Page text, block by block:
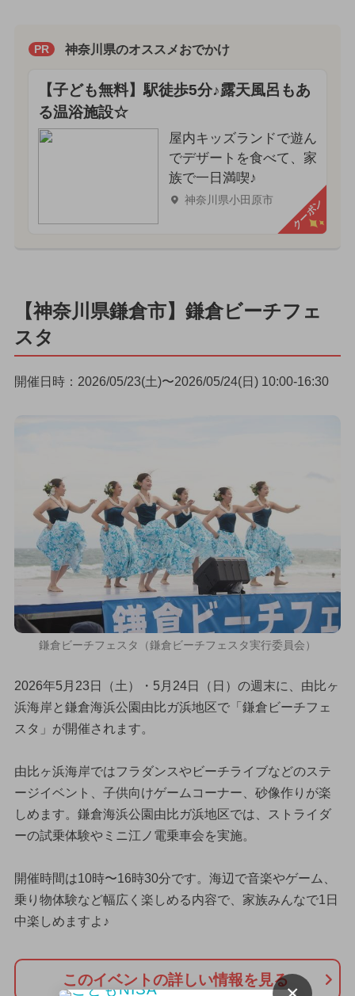
PR 神奈川県のオススメおでかけ
【子ども無料】駅徒歩5分♪露天風呂もあ
る温浴施設☆
屋内キッズランドで遊ん
でデザートを食べて、家
族で一日満喫♪
神奈川県小田原市 クーポン
【神奈川県鎌倉市】鎌倉ビーチフェ
スタ
開催日時：2026/05/23(土)〜2026/05/24(日) 10:00-16:30
鎌倉ビーチフェスタ（鎌倉ビーチフェスタ実行委員会）
2026年5月23日（土）・5月24日（日）の週末に、由比ヶ
浜海岸と鎌倉海浜公園由比ガ浜地区で「鎌倉ビーチフェ
スタ」が開催されます。
由比ヶ浜海岸ではフラダンスやビーチライブなどのステ
ージイベント、子供向けゲームコーナー、砂像作りが楽
しめます。鎌倉海浜公園由比ガ浜地区では、ストライダ
ーの試乗体験やミニ江ノ電乗車会を実施。
開催時間は10時〜16時30分です。海辺で音楽やゲーム、
乗り物体験など幅広く楽しめる内容で、家族みんなで1日
中楽しめますよ♪
このイベントの詳しい情報を見る